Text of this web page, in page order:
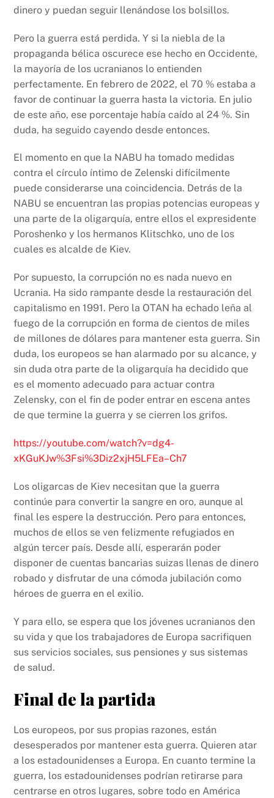
dinero y puedan seguir llenándose los bolsillos.
Pero la guerra está perdida. Y si la niebla de la
propaganda bélica oscurece ese hecho en Occidente,
la mayoría de los ucranianos lo entienden
perfectamente. En febrero de 2022, el 70 % estaba a
favor de continuar la guerra hasta la victoria. En julio
de este año, ese porcentaje había caído al 24 %. Sin
duda, ha seguido cayendo desde entonces.
El momento en que la NABU ha tomado medidas
contra el círculo íntimo de Zelenski difícilmente
puede considerarse una coincidencia. Detrás de la
NABU se encuentran las propias potencias europeas y
una parte de la oligarquía, entre ellos el expresidente
Poroshenko y los hermanos Klitschko, uno de los
cuales es alcalde de Kiev.
Por supuesto, la corrupción no es nada nuevo en
Ucrania. Ha sido rampante desde la restauración del
capitalismo en 1991. Pero la OTAN ha echado leña al
fuego de la corrupción en forma de cientos de miles
de millones de dólares para mantener esta guerra. Sin
duda, los europeos se han alarmado por su alcance, y
sin duda otra parte de la oligarquía ha decidido que
es el momento adecuado para actuar contra
Zelensky, con el fin de poder entrar en escena antes
de que termine la guerra y se cierren los grifos.
https://youtube.com/watch?v=dg4-
xKGuKJw%3Fsi%3Diz2xjH5LFEa–Ch7
Los oligarcas de Kiev necesitan que la guerra
continúe para convertir la sangre en oro, aunque al
final les espere la destrucción. Pero para entonces,
muchos de ellos se ven felizmente refugiados en
algún tercer país. Desde allí, esperarán poder
disponer de cuentas bancarias suizas llenas de dinero
robado y disfrutar de una cómoda jubilación como
héroes de guerra en el exilio.
Y para ello, se espera que los jóvenes ucranianos den
su vida y que los trabajadores de Europa sacrifiquen
sus servicios sociales, sus pensiones y sus sistemas
de salud.
Final de la partida
Los europeos, por sus propias razones, están
desesperados por mantener esta guerra. Quieren atar
a los estadounidenses a Europa. En cuanto termine la
guerra, los estadounidenses podrían retirarse para
centrarse en otros lugares, sobre todo en América